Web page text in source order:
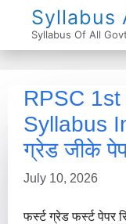
Syllabus
Syllabus Of All
RPSC
Syllabus
ग्रेड जीके
July 10, 2026
फर्स्ट ग्रेड फर्स्ट